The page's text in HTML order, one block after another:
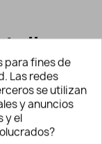
sintético
conejo,
para fines de
Las redes
se utilizan
y anuncios
y el